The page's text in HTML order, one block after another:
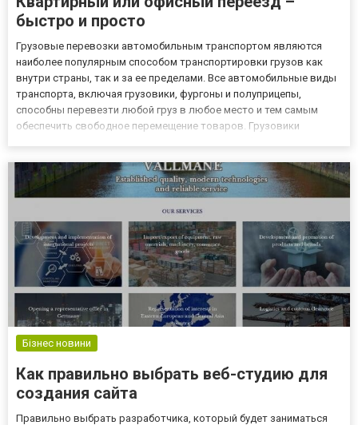
быстро и просто
Грузовые перевозки автомобильным транспортом являются
наиболее популярным способом транспортировки грузов как
внутри страны, так и за ее пределами. Все автомобильные виды
транспорта, включая грузовики, фургоны и полуприцепы,
способны перевезти любой груз в любое место и тем самым
обеспечить свободное перемещение товаров. Грузовики
доставляют товары...
Бізнес новини
Как правильно выбрать веб-студию для
создания сайта
Правильно выбрать разработчика, который будет заниматься